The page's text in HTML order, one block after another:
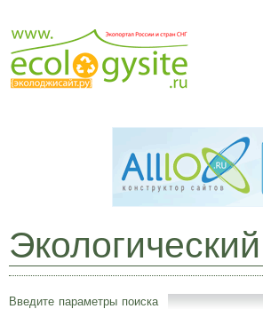
Введите параметры поиска